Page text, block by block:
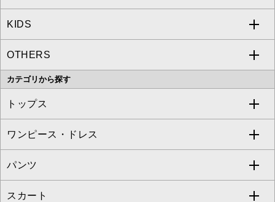
MICHEL KLEIN
MK MICHEL KLEIN
OFUON le MK
a.v.v
MICHEL KLEIN HOMME
MK MICHEL KLEIN HOMME
KIDS
a.v.v
OTHERS
MK MICHEL KLEIN BAG
カテゴリから探す
トップス
すべてのトップス
カットソー・Tシャツ
ブラウス・シャツ
ワンピース・ドレス
すべてのワンピース・ドレス
ワンピース
パンツ
すべてのパンツ
スカート